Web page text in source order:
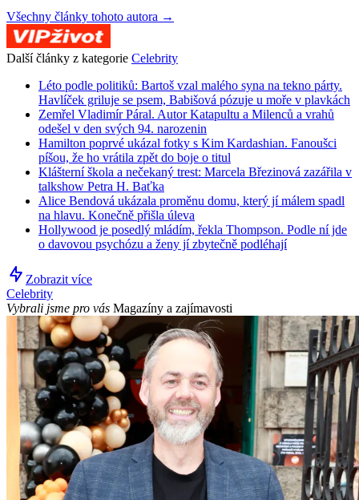
Všechny články tohoto autora →
Další články z kategorie Celebrity
Léto podle politiků: Bartoš vzal malého syna na tekno párty.
Havlíček griluje se psem, Babišová pózuje u moře v plavkách
Zemřel Vladimír Páral. Autor Katapultu a Milenců a vrahů
odešel v den svých 94. narozenin
Hamilton poprvé ukázal fotky s Kim Kardashian. Fanoušci
píšou, že ho vrátila zpět do boje o titul
Klášterní škola a nečekaný trest: Marcela Březinová zazářila v
talkshow Petra H. Baťka
Alice Bendová ukázala proměnu domu, který jí málem spadl
na hlavu. Konečně přišla úleva
Hollywood je posedlý mládím, řekla Thompson. Podle ní jde
o davovou psychózu a ženy jí zbytečně podléhají
Zobrazit více
Celebrity
Vybrali jsme pro vás Magazíny a zajímavosti